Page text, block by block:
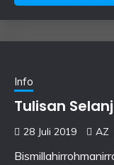
Info
Tulisan
28 Juli 2019 AZ